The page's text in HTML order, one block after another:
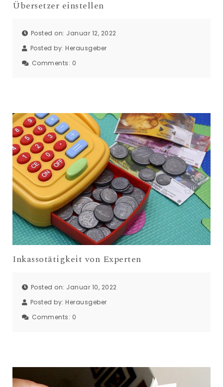
Übersetzer einstellen
Posted on: Januar 12, 2022
Posted by: Herausgeber
Comments: 0
Inkassotätigkeit von Experten
Posted on: Januar 10, 2022
Posted by: Herausgeber
Comments: 0